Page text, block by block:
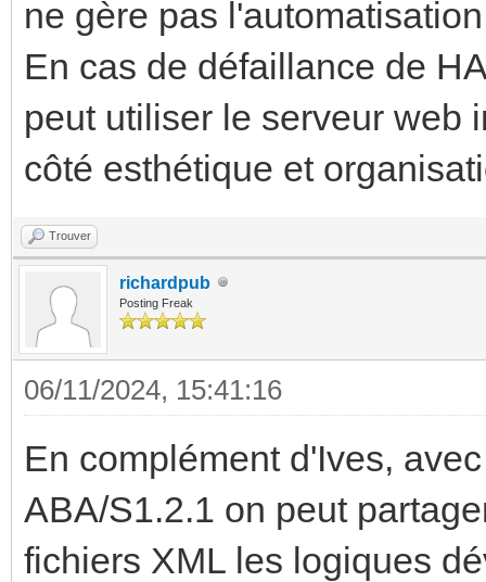
ne gère pas
En cas de défaillance de
peut utiliser le serveur web
côté esthétique et
Trouver
richardpub
Posting Freak
06/11/2024, 15:41:16
En complément d'Ives,
ABA/S1.2.1 on peut
fichiers XML les logiques